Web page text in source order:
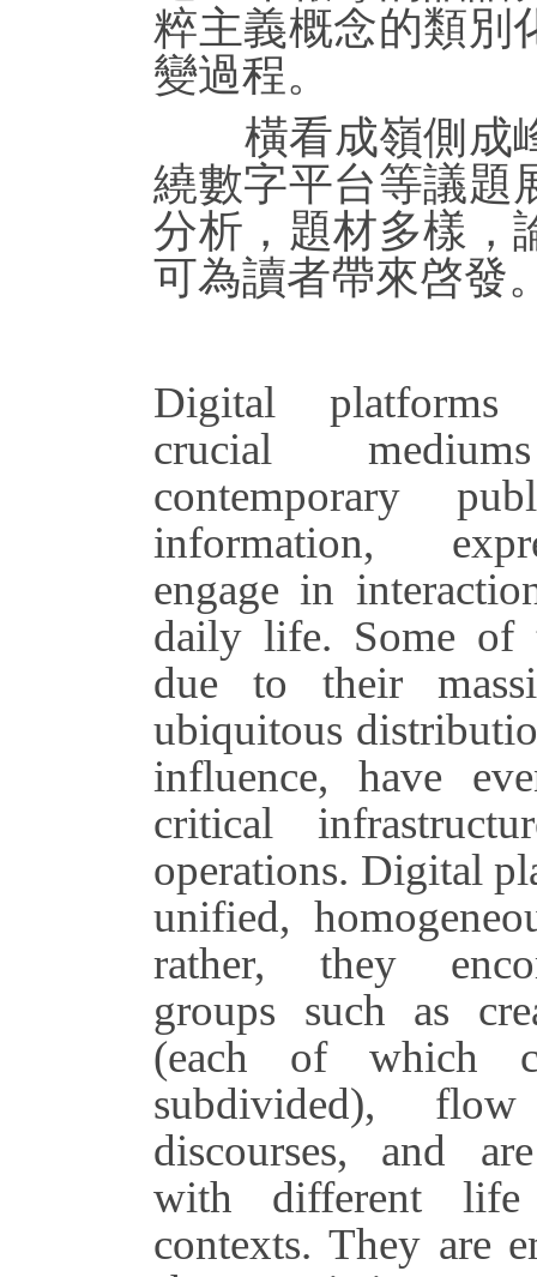
粹主義概念的類別
變過程。
橫看成嶺側成
繞數字平台等議題
分析，題材多樣，
可為讀者帶來啓發
Digital platforms
crucial
contemporary
information,
engage in
daily life. Some of
due to their
ubiquitous
influence, have
critical
operations. Digital
unified,
rather, they
groups such as
(each of which
subdivided),
discourses, and
with different life
contexts. They are